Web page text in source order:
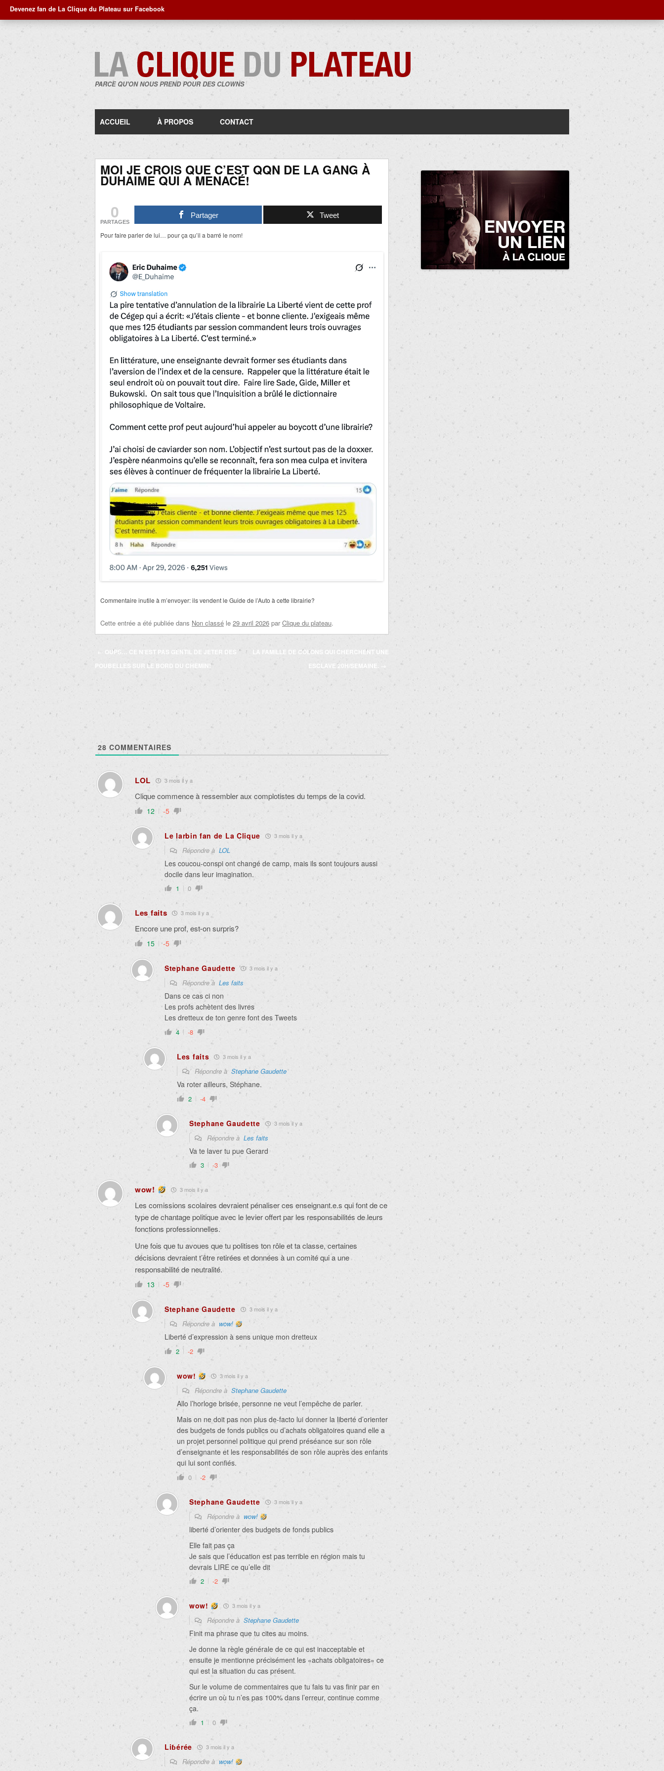
Devenez fan de La Clique du Plateau sur Facebook
PARCE QU'ON NOUS PREND POUR DES CLOWNS
au
ACCUEIL À PROPOS CONTACT
MOI JE CROIS QUE C’EST QQN DE LA GANG À
DUHAIME QUI A MENACÉ!
0
PARTAGES
Partager Tweet
Pour faire parler de lui… pour ça qu’il a barré le nom!
Commentaire inutile à m’envoyer: ils vendent le Guide de l’Auto à cette librairie?
Cette entrée a été publiée dans Non classé le 29 avril 2026 par Clique du plateau.
Navigation
des
← OUPS… CE N’EST PAS GENTIL DE JETER DES
POUBELLES SUR LE BORD DU CHEMIN!
LA FAMILLE DE COLONS QUI CHERCHENT UNE
ESCLAVE 20H/SEMAINE.
→
28 COMMENTAIRES
LOL 3 mois il y a
Clique commence à ressembler aux complotistes du temps de la covid.
12 -5
Le larbin fan de La Clique 3 mois il y a
Répondre à LOL
Les coucou-conspi ont changé de camp, mais ils sont toujours aussi
docile dans leur imagination.
1 0
Les faits 3 mois il y a
Encore une prof, est-on surpris?
15 -5
Stephane Gaudette 3 mois il y a
Répondre à Les faits
Dans ce cas ci non
Les profs achètent des livres
Les dretteux de ton genre font des Tweets
4 -8
Les faits 3 mois il y a
Répondre à Stephane Gaudette
Va roter ailleurs, Stéphane.
2 -4
Stephane Gaudette 3 mois il y a
Répondre à Les faits
Va te laver tu pue Gerard
3 -3
wow! 3 mois il y a
Les comissions scolaires devraient pénaliser ces enseignant.e.s qui font de ce
type de chantage politique avec le levier offert par les responsabilités de leurs
fonctions professionnelles.
Une fois que tu avoues que tu politises ton rôle et ta classe, certaines
décisions devraient t’être retirées et données à un comité qui a une
responsabilité de neutralité.
13 -5
Stephane Gaudette 3 mois il y a
Répondre à wow!
Liberté d’expression à sens unique mon dretteux
2 -2
wow! 3 mois il y a
Répondre à Stephane Gaudette
Allo l’horloge brisée, personne ne veut l’empêche de parler.
Mais on ne doit pas non plus de-facto lui donner la liberté d’orienter
des budgets de fonds publics ou d’achats obligatoires quand elle a
un projet personnel politique qui prend préséance sur son rôle
d’enseignante et les responsabilités de son rôle auprès des enfants
qui lui sont confiés.
0 -2
Stephane Gaudette 3 mois il y a
Répondre à wow!
liberté d’orienter des budgets de fonds publics
Elle fait pas ça
Je sais que l’éducation est pas terrible en région mais tu
devrais LIRE ce qu’elle dit
2 -2
wow! 3 mois il y a
Répondre à Stephane Gaudette
Finit ma phrase que tu cites au moins.
Je donne la règle générale de ce qui est inacceptable et
ensuite je mentionne précisément les «achats obligatoires» ce
qui est la situation du cas présent.
Sur le volume de commentaires que tu fais tu vas finir par en
écrire un où tu n’es pas 100% dans l’erreur, continue comme
ça.
1 0
Liɓérée 3 mois il y a
Répondre à wow!